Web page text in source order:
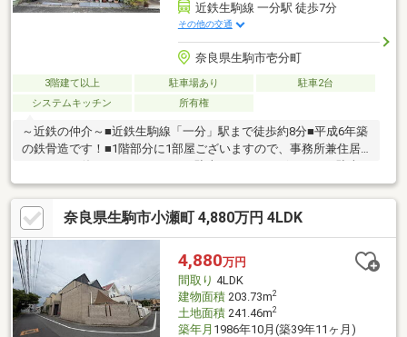
近鉄生駒線 一分駅 徒歩7分
その他の交通
奈良県生駒市壱分町
3階建て以上 駐車場あり
駐車2台
システムキッチン
所有権
～近鉄の仲介～■近鉄生駒線「一分」駅まで徒歩約8分■平成6年築
の鉄骨造です！■1階部分に1部屋ございますので、事務所兼住居
可能台数は車種によります。）■リビングで遊ぶお子様にも目が
届く、安心感で選ぶなら対面キッチン♪～周辺施設～●生駒市立壱
分小学校 約1200ｍ●生駒市立大瀬中学校 約2000ｍ●オークワ
生駒菜畑店 約900ｍ●スーパー中村屋 東生駒店 約1500ｍ●セ
ブンイレブン 生駒壱分店 約700ｍご興味ございましたら、木
村（キムラ）までお問い合わせください。
奈良県生駒市小瀬町 4,880万円 4LDK
4,880万円
間取り 4LDK
建物面積203.73m2
土地面積241.46m2
築年月 1986年10月(築39年11ヶ月)